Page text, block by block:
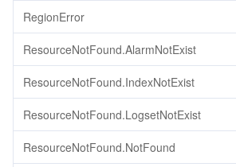
RegionError
ResourceNotFound.AlarmNotExist
ResourceNotFound.IndexNotExist
ResourceNotFound.LogsetNotExist
ResourceNotFound.NotFound